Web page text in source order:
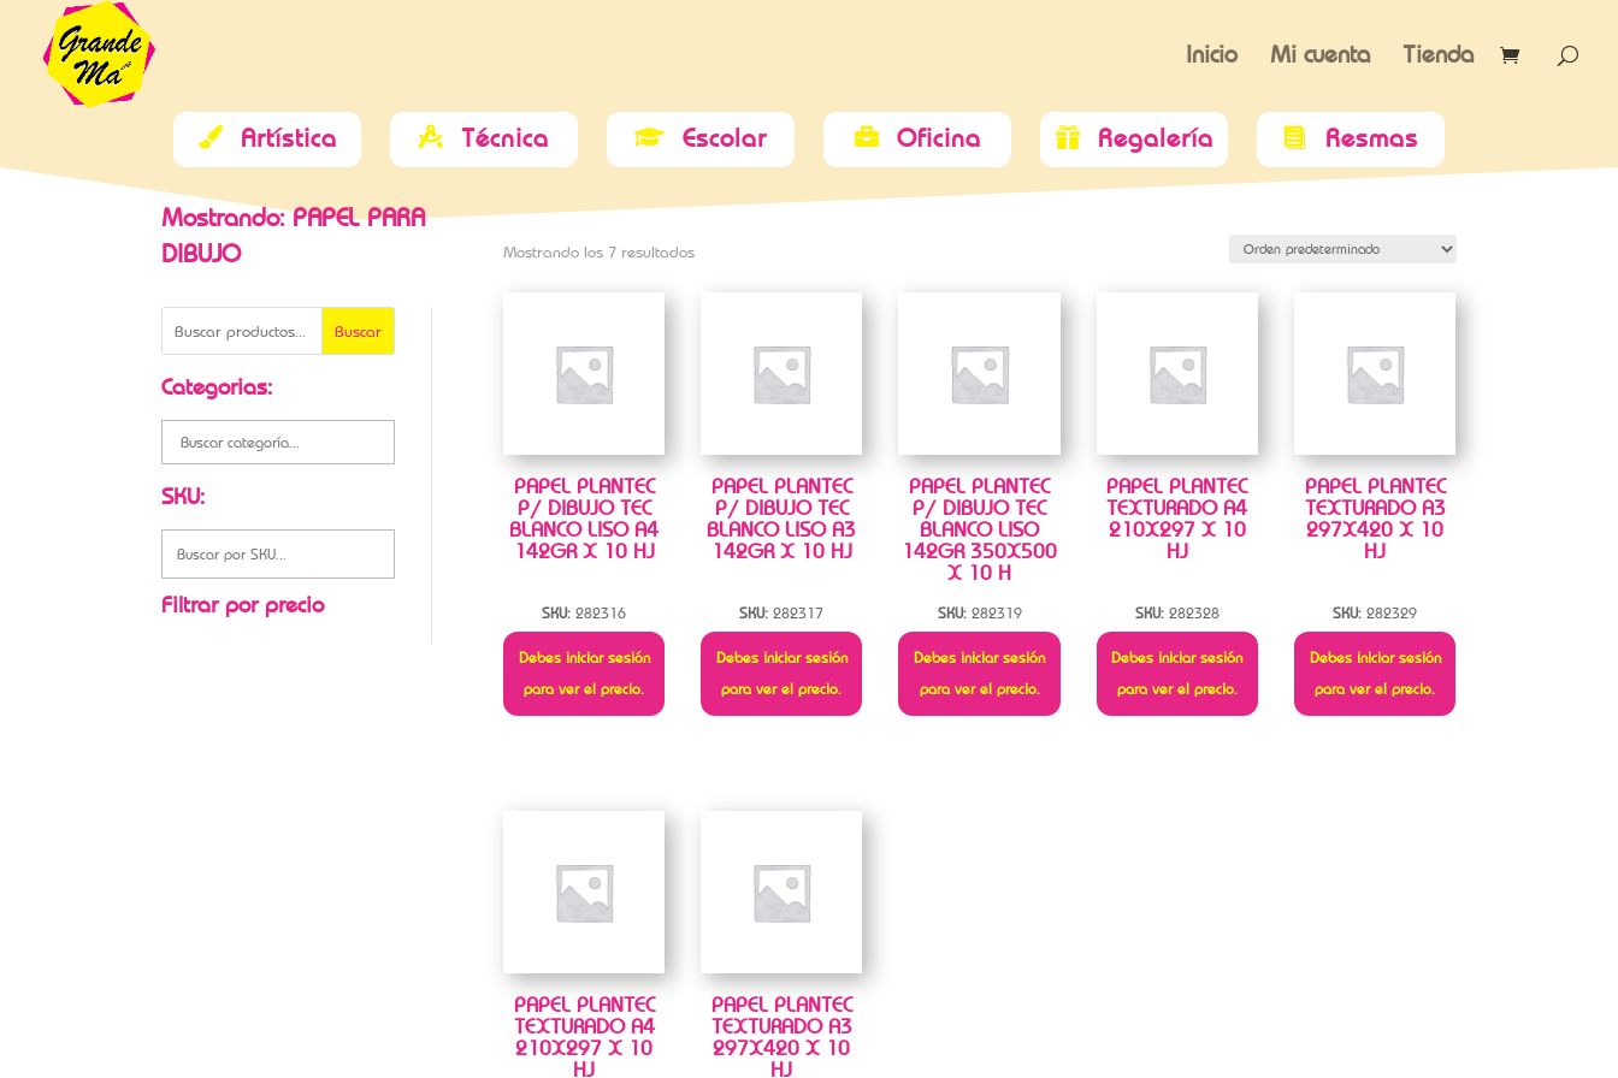
Inicio Mi cuenta Tienda
 Artística  Técnica  Escolar  Oficina  Regalería  Resmas
Mostrando: PAPEL PARA
DIBUJO
Buscar
Categorias:
SKU:
Filtrar por precio
Mostrando los 7 resultados
PAPEL PLANTEC
P/ DIBUJO TEC
BLANCO LISO A4
142GR X 10 HJ
SKU: 282316
Debes iniciar sesión
para ver el precio.
PAPEL PLANTEC
P/ DIBUJO TEC
BLANCO LISO A3
142GR X 10 HJ
SKU: 282317
Debes iniciar sesión
para ver el precio.
PAPEL PLANTEC
P/ DIBUJO TEC
BLANCO LISO
142GR 350X500
X 10 H
SKU: 282319
Debes iniciar sesión
para ver el precio.
PAPEL PLANTEC
TEXTURADO A4
210X297 X 10
HJ
SKU: 282328
Debes iniciar sesión
para ver el precio.
PAPEL PLANTEC
TEXTURADO A3
297X420 X 10
HJ
SKU: 282329
Debes iniciar sesión
para ver el precio.
PAPEL PLANTEC
TEXTURADO A4
210X297 X 10
HJ
PAPEL PLANTEC
TEXTURADO A3
297X420 X 10
HJ